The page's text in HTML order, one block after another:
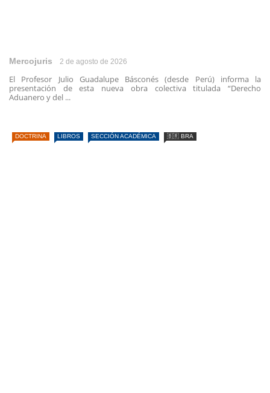
Mercojuris 2 de agosto de 2026
El Profesor Julio Guadalupe Básconés (desde Perú) informa la
presentación de esta nueva obra colectiva titulada “Derecho
Aduanero y del ...
DOCTRINA LIBROS SECCIÓN ACADÉMICA 🇧🇷 BRA